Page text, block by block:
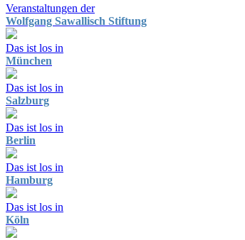
Veranstaltungen der
Wolfgang Sawallisch Stiftung
Das ist los in
München
Das ist los in
Salzburg
Das ist los in
Berlin
Das ist los in
Hamburg
Das ist los in
Köln